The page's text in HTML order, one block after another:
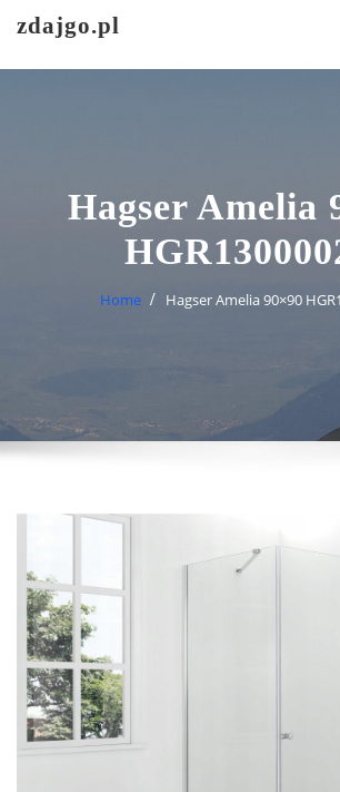
zdajgo.pl
Hagser Amelia
Home Hagser Amelia 90×90